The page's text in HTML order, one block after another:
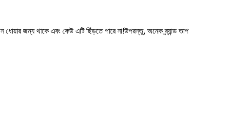
ধোয়ার জন্য থাকে এবং কেউ এটি ছিঁড়তে পারে না!উপরন্তু, অনেক ব্র্যান্ড তাপ